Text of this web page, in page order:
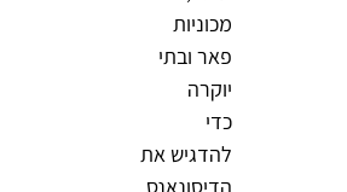
מכוניות
פאר ובתי
יוקרה
כדי
להדגיש את